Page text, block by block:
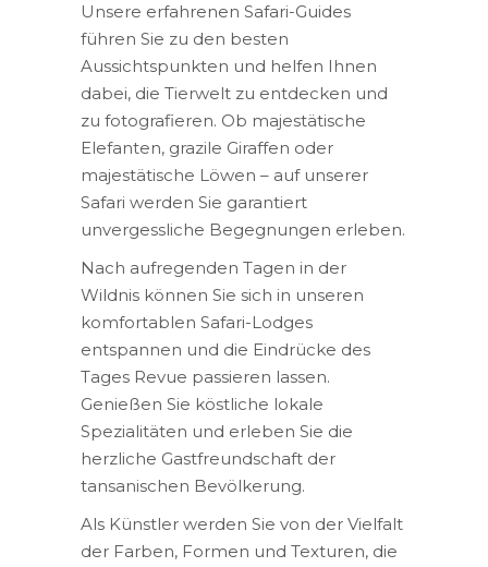
Unsere erfahrenen Safari-Guides
führen Sie zu den besten
Aussichtspunkten und helfen Ihnen
dabei, die Tierwelt zu entdecken und
zu fotografieren. Ob majestätische
Elefanten, grazile Giraffen oder
majestätische Löwen – auf unserer
Safari werden Sie garantiert
unvergessliche Begegnungen erleben.
Nach aufregenden Tagen in der
Wildnis können Sie sich in unseren
komfortablen Safari-Lodges
entspannen und die Eindrücke des
Tages Revue passieren lassen.
Genießen Sie köstliche lokale
Spezialitäten und erleben Sie die
herzliche Gastfreundschaft der
tansanischen Bevölkerung.
Als Künstler werden Sie von der Vielfalt
der Farben, Formen und Texturen, die